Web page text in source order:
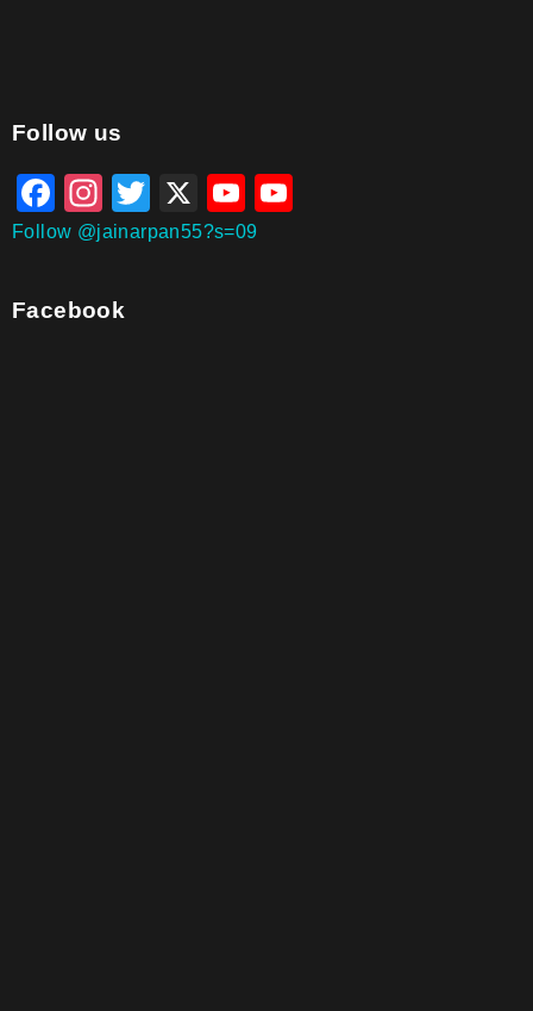
aitohumanizetextconverter.com
Follow us
Facebook
Instagram
Twitter
X YouTube
Follow @jainarpan55?s=09
Facebook